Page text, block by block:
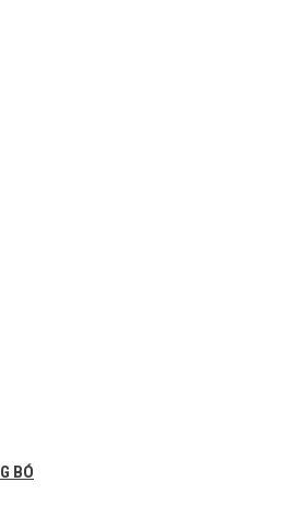
BÓ